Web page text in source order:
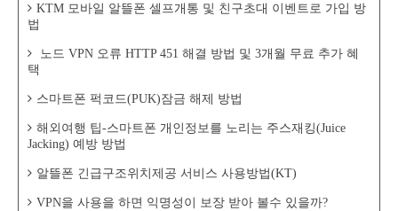
KTM 모바일 알뜰폰 셀프개통 및 친구초대 이벤트로 가입 방
법
노드 VPN 오류 HTTP 451 해결 방법 및 3개월 무료 추가 혜
택
스마트폰 퍽코드(PUK)잠금 해제 방법
해외여행 팁-스마트폰 개인정보를 노리는 주스재킹(Juice
Jacking) 예방 방법
알뜰폰 긴급구조위치제공 서비스 사용방법(KT)
VPN을 사용을 하면 익명성이 보장 받아 볼수 있을까?